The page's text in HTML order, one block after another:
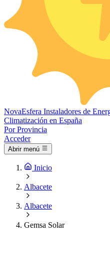
NovaEsfera Instaladores de
Climatización en España
Por Provincia
Acceder
Abrir menú
Inicio
Albacete
Albacete
Gemsa Solar